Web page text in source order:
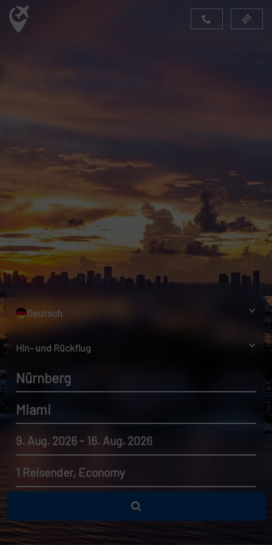
Deutsch
Hin- und Rückflug
Nürnberg
Miami
9. Aug. 2026 - 16. Aug. 2026
1 Reisender, Economy